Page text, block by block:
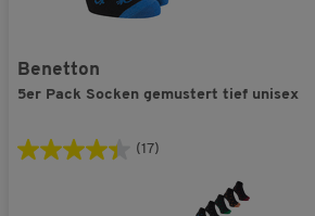
Benetton
5er Pack Socken gemustert tief unisex
(17)